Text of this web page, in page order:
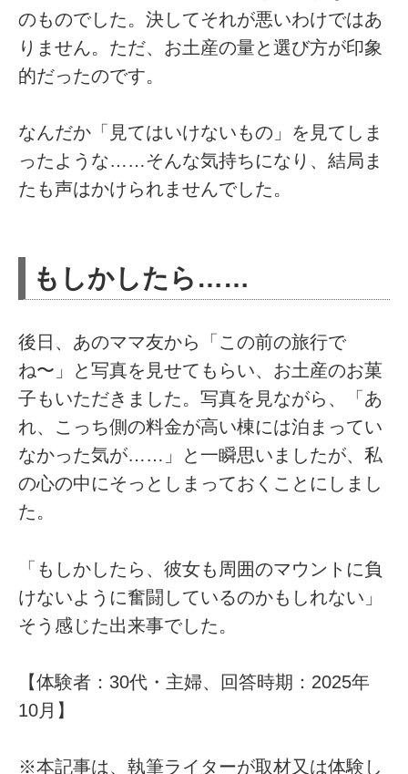
のものでした。決してそれが悪いわけではあ
りません。ただ、お土産の量と選び方が印象
的だったのです。
なんだか「見てはいけないもの」を見てしま
ったような……そんな気持ちになり、結局ま
たも声はかけられませんでした。
もしかしたら……
後日、あのママ友から「この前の旅行で
ね〜」と写真を見せてもらい、お土産のお菓
子もいただきました。写真を見ながら、「あ
れ、こっち側の料金が高い棟には泊まってい
なかった気が……」と一瞬思いましたが、私
の心の中にそっとしまっておくことにしまし
た。
「もしかしたら、彼女も周囲のマウントに負
けないように奮闘しているのかもしれない」
そう感じた出来事でした。
【体験者：30代・主婦、回答時期：2025年
10月】
※本記事は、執筆ライターが取材又は体験し